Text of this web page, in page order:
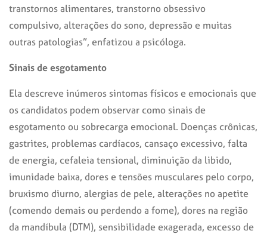
transtornos alimentares, transtorno obsessivo
compulsivo, alterações do sono, depressão e muitas
outras patologias”, enfatizou a psicóloga.
Sinais de esgotamento
Ela descreve inúmeros sintomas físicos e emocionais que
os candidatos podem observar como sinais de
esgotamento ou sobrecarga emocional. Doenças crônicas,
gastrites, problemas cardíacos, cansaço excessivo, falta
de energia, cefaleia tensional, diminuição da libido,
imunidade baixa, dores e tensões musculares pelo corpo,
bruxismo diurno, alergias de pele, alterações no apetite
(comendo demais ou perdendo a fome), dores na região
da mandíbula (DTM), sensibilidade exagerada, excesso de